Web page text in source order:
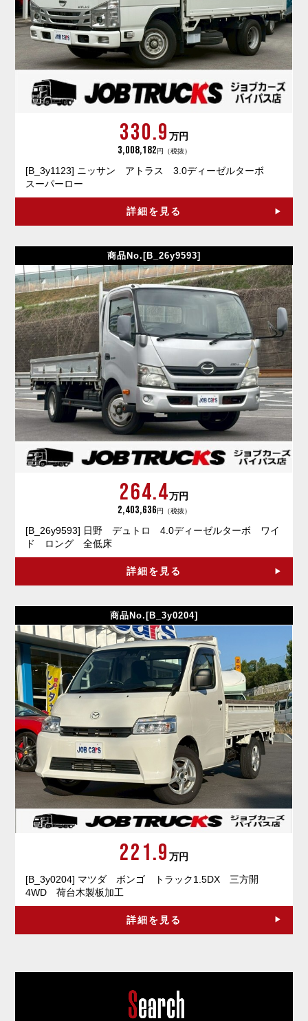
330.9 万円
3,008,182円（税抜）
[B_3y1123] ニッサン アトラス 3.0ディーゼルターボ
スーパーロー
詳細を見る
商品No.[B_26y9593]
264.4万円
2,403,636円（税抜）
[B_26y9593] 日野 デュトロ 4.0ディーゼルターボ ワイ
ド ロング 全低床
詳細を見る
商品No.[B_3y0204]
221.9 万円
[B_3y0204] マツダ ボンゴ トラック1.5DX 三方開
4WD 荷台木製板加工
詳細を見る